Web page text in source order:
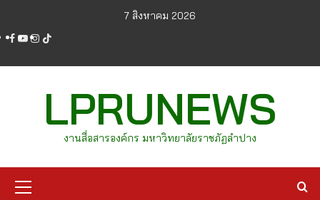
content
7 สิงหาคม 2026
facebook
youtube
instagram
tiktok
LPRUNEWS
งานสื่อสารองค์กร มหาวิทยาลัยราชภัฏลำปาง
Menu